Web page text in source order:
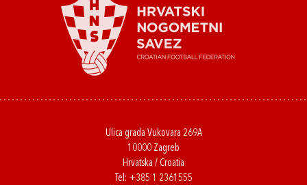
Ulica grada Vukovara 269A
10000 Zagreb
Hrvatska / Croatia
Tel: +385 1 2361555